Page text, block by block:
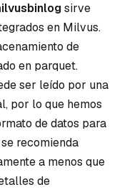
sirve
en Milvus.
de
en parquet.
ser leído por una
por lo que hemos
de datos para
recomienda
a menos que
de